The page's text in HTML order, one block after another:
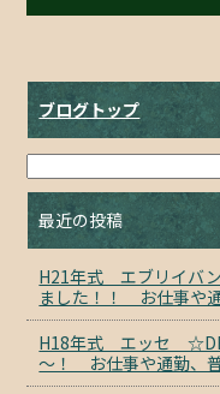
ブログトップ
最近の投稿
H21年式 エブリイバ
ました！！ お仕事や
H18年式 エッセ
～！ お仕事や通勤、